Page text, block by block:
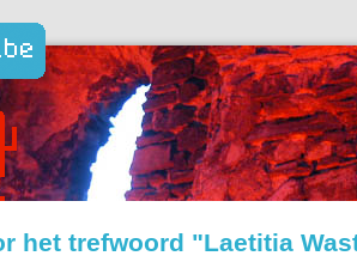
het trefwoord "Laetitia